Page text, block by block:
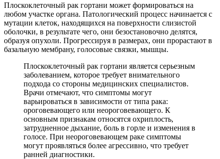
Плоскоклеточный рак гортани может формироваться на
любом участке органа. Патологический процесс начинается с
мутации клеток, находящихся на поверхности слизистой
оболочки, в результате чего, они безостановочно делятся,
образуя опухоли. Прогрессируя в размерах, они прорастают в
базальную мембрану, голосовые связки, мышцы.
Плоскоклеточный рак гортани является серьезным
заболеванием, которое требует внимательного
подхода со стороны медицинских специалистов.
Врачи отмечают, что симптомы могут
варьироваться в зависимости от типа рака:
ороговевающего или неороговевающего. К
основным признакам относятся охриплость,
затрудненное дыхание, боль в горле и изменения в
голосе. При неороговевающем раке симптомы
могут проявляться более агрессивно, что требует
ранней диагностики.